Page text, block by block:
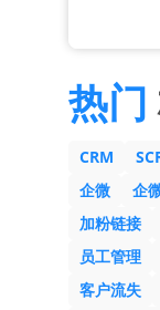
热门
CRM
企微
企
加粉链接
员工管理
客户流失